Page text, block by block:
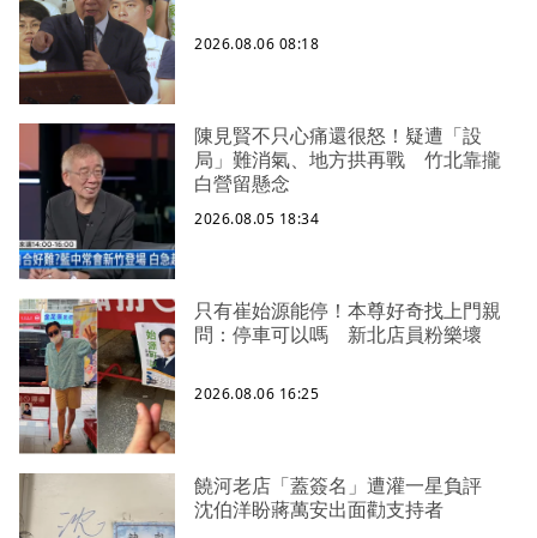
2026.08.06 08:18
陳見賢不只心痛還很怒！疑遭「設
局」難消氣、地方拱再戰 竹北靠攏
白營留懸念
2026.08.05 18:34
只有崔始源能停！本尊好奇找上門親
問：停車可以嗎 新北店員粉樂壞
2026.08.06 16:25
饒河老店「蓋簽名」遭灌一星負評
沈伯洋盼蔣萬安出面勸支持者